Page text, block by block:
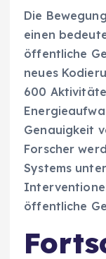
Die
einen
öffentliche
neues
600
Genauigkeit
Forscher
Systems
öffentliche